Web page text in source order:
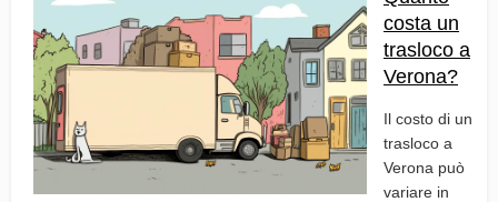
costa un
trasloco a
Verona?
Il costo di un
trasloco a
Verona può
variare in